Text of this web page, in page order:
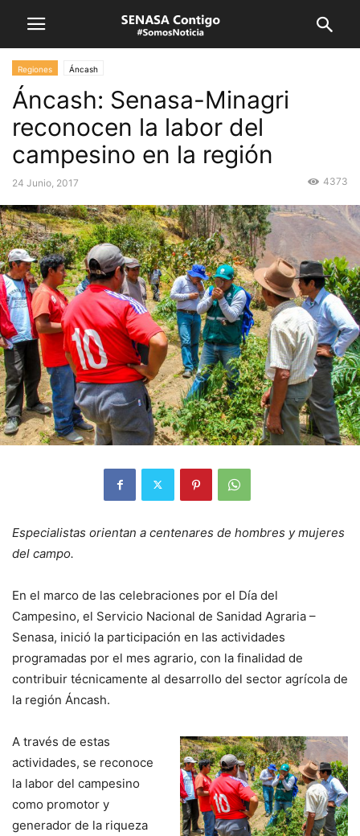
Regiones Áncash
Áncash: Senasa-Minagri
reconocen la labor del
campesino en la región
24 Junio, 2017 4373
Especialistas orientan a centenares de hombres y mujeres
del campo.
En el marco de las celebraciones por el Día del
Campesino, el Servicio Nacional de Sanidad Agraria –
Senasa, inició la participación en las actividades
programadas por el mes agrario, con la finalidad de
contribuir técnicamente al desarrollo del sector agrícola de
la región Áncash.
A través de estas
actividades, se reconoce
la labor del campesino
como promotor y
generador de la riqueza